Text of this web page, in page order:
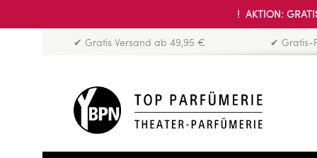
! AKTION:
✔ Gratis Versand ab 49,95 € ✔ Gratis-